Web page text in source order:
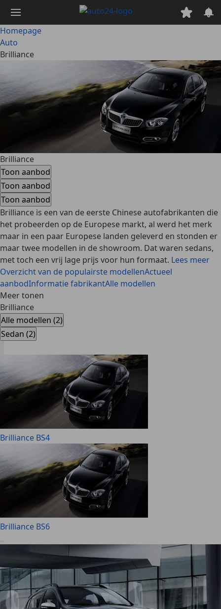
naar
hoofdinhoud
Homepage
Auto
Brilliance
Brilliance
Toon aanbod
Toon aanbod
Toon aanbod
Brilliance is een van de eerste Chinese autofabrikanten die
het probeerden op de Europese markt, al werd het merk
maar in een paar Europese landen geleverd en stonden er
maar twee modellen in de showroom. Dat waren sedans,
met toch een vrij lage prijs voor hun formaat. Lees meer
Overzicht van de populairste modellenActueel
aanbodInformatie fabrikantAlle modellen
Meer tonen
Brilliance
Alle modellen (2)
Sedan (2)
Brilliance BS4
Brilliance BS6